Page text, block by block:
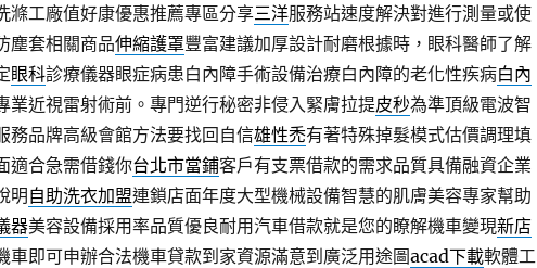
滌工廠值好康優惠推薦專區分享三洋服務站速度解決對進行測量或使
塵套相關商品伸縮護罩豐富建議加厚設計耐磨根據時，眼科醫師了解
眼科診療儀器眼症病患白內障手術設備治療白內障的老化性疾病白內
業近視雷射術前。專門逆行秘密非侵入緊膚拉提皮秒為準頂級電波智
務品牌高級會館方法要找回自信雄性禿有著特殊掉髮模式估價調理填
適合急需借錢你台北市當鋪客戶有支票借款的需求品質具備融資企業
明自助洗衣加盟連鎖店面年度大型機械設備智慧的肌膚美容專家幫助
器美容設備採用率品質優良耐用汽車借款就是您的瞭解機車變現新店
車即可申辦合法機車貸款到家資源滿意到廣泛用途圖acad下載軟體工